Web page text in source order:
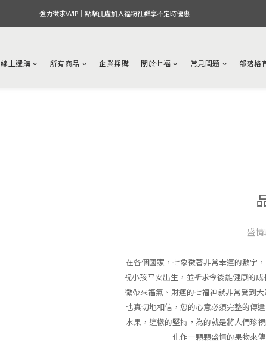
強力徵求VVIP｜點擊此處加入福粉社群享不定時優惠
線上選購 所有商品 企業採購 關於七福 常見問題 部落格
盛
在各個國家，七象徵著非常幸運的數字
祝小孩平安出生，並祈求今後能健康的
徵帶來福氣、財運的七福神就非常受到
也真切地相信，您的心意必須完整的傳
水果，這樣的堅持，為的就是將人們珍
化作一顆顆盛情的果物來